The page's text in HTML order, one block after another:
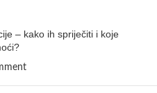
– kako ih spriječiti i koje